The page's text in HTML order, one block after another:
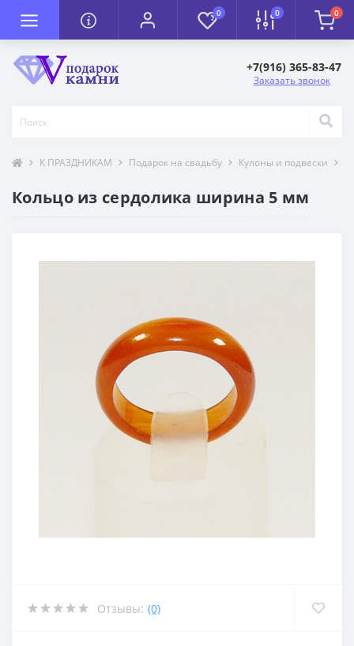
0 0 0
+7(916) 365-83-47
Заказать звонок
К ПРАЗДНИКАМ Подарок на свадьбу Кулоны и подвески
Кольцо из сердолика ширина 5 мм
Отзывы: (0)